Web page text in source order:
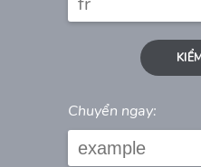
Chuyển ngay: